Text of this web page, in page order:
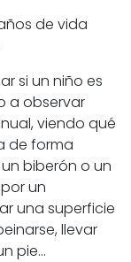
de vida
si un niño es
a observar
viendo qué
de forma
biberón o un
un
una superficie
llevar
pie…